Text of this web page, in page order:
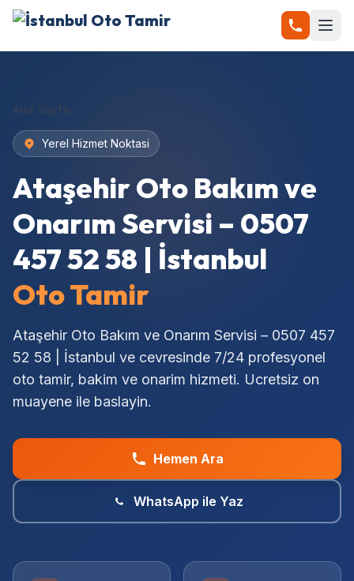
Ana Sayfa
Yerel Hizmet Noktasi
Ataşehir Oto Bakım ve
Onarım Servisi – 0507
457 52 58 | İstanbul
Oto Tamir
Ataşehir Oto Bakım ve Onarım Servisi – 0507 457
52 58 | İstanbul ve cevresinde 7/24 profesyonel
oto tamir, bakim ve onarim hizmeti. Ucretsiz on
muayene ile baslayin.
Hemen Ara
WhatsApp ile Yaz